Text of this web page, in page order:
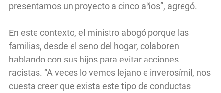
presentamos un proyecto a cinco años”, agregó.
En este contexto, el ministro abogó porque las
familias, desde el seno del hogar, colaboren
hablando con sus hijos para evitar acciones
racistas. “A veces lo vemos lejano e inverosímil, nos
cuesta creer que exista este tipo de conductas